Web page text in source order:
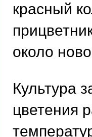
красный
около
Культура
цветения